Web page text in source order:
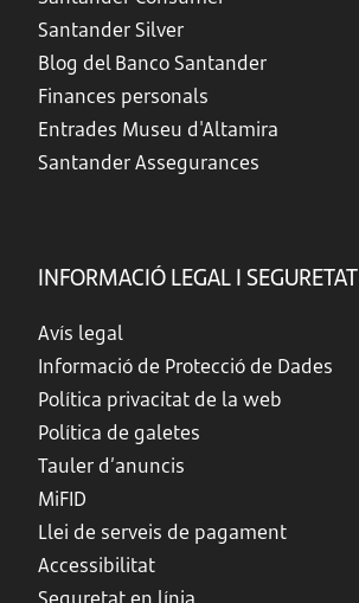
Santander Silver
Blog del Banco Santander
Finances personals
Entrades Museu d'Altamira
Santander Assegurances
INFORMACIÓ LEGAL I SEGURETAT
Avís legal
Informació de Protecció de Dades
Política privacitat de la web
Política de galetes
Tauler d’anuncis
MiFID
Llei de serveis de pagament
Accessibilitat